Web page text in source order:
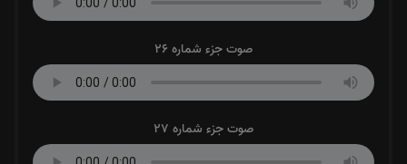
صوت جزء شماره 26
صوت جزء شماره 27